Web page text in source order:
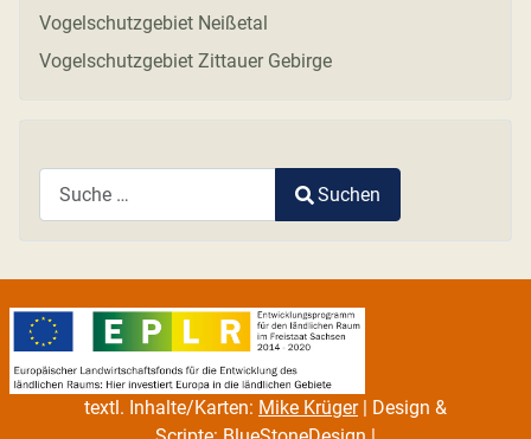
Vogelschutzgebiet Neißetal
Vogelschutzgebiet Zittauer Gebirge
Suchen
textl. Inhalte/Karten: Mike Krüger| Design &